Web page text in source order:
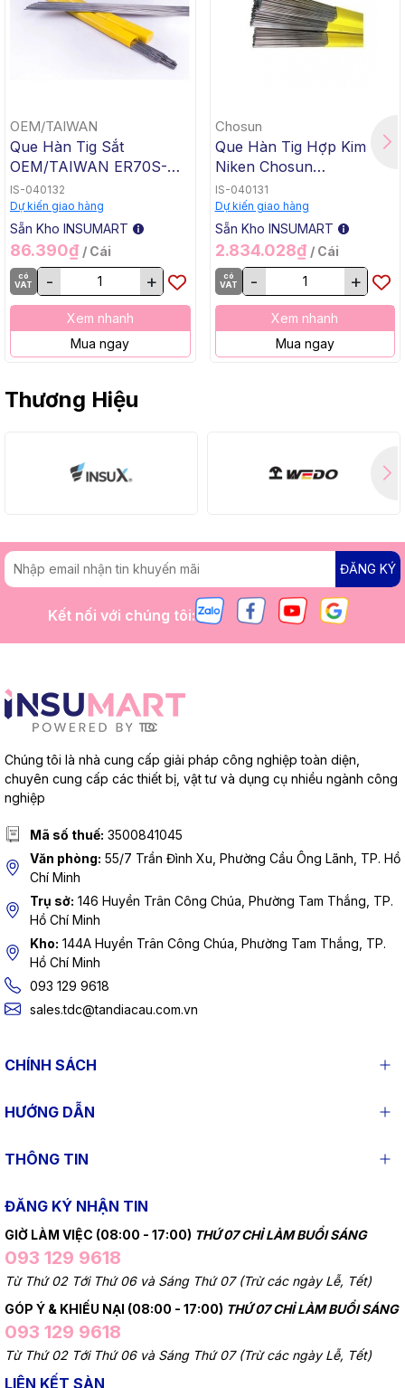
OEM/TAIWAN
Que Hàn Tig Sắt
OEM/TAIWAN ER70S-G
TG-50, 1.6x1000mm, 5 Kg
/ Hộp, 20 Kg / Thùng
IS-040132
Dự kiến giao hàng
Sẵn Kho INSUMART
86.390₫ / Cái
có
VAT
- +
Xem nhanh
Mua ngay
Chosun
Que Hàn Tig Hợp Kim
Niken Chosun
ERNiCrMo-3 TGC-625,
2.4x1000mm, 5 Kg / Hộp,
20 Kg / Thùng
IS-040131
Dự kiến giao hàng
Sẵn Kho INSUMART
2.834.028₫ / Cái
có
VAT
- +
Xem nhanh
Mua ngay
Thương Hiệu
ĐĂNG KÝ
Kết nối với chúng tôi:
Chúng tôi là nhà cung cấp giải pháp công nghiệp toàn diện,
chuyên cung cấp các thiết bị, vật tư và dụng cụ nhiều ngành công
nghiệp
Mã số thuế: 3500841045
Văn phòng: 55/7 Trần Đình Xu, Phường Cầu Ông Lãnh, TP. Hồ
Chí Minh
Trụ sở: 146 Huyền Trân Công Chúa, Phường Tam Thắng, TP.
Hồ Chí Minh
Kho: 144A Huyền Trân Công Chúa, Phường Tam Thắng, TP.
Hồ Chí Minh
093 129 9618
sales.tdc@tandiacau.com.vn
CHÍNH SÁCH
HƯỚNG DẪN
THÔNG TIN
ĐĂNG KÝ NHẬN TIN
GIỜ LÀM VIỆC (08:00 - 17:00) THỨ 07 CHỈ LÀM BUỔI SÁNG
093 129 9618
Từ Thứ 02 Tới Thứ 06 và Sáng Thứ 07 (Trừ các ngày Lễ, Tết)
GÓP Ý & KHIẾU NẠI (08:00 - 17:00) THỨ 07 CHỈ LÀM BUỔI SÁNG
093 129 9618
Từ Thứ 02 Tới Thứ 06 và Sáng Thứ 07 (Trừ các ngày Lễ, Tết)
LIÊN KẾT SÀN